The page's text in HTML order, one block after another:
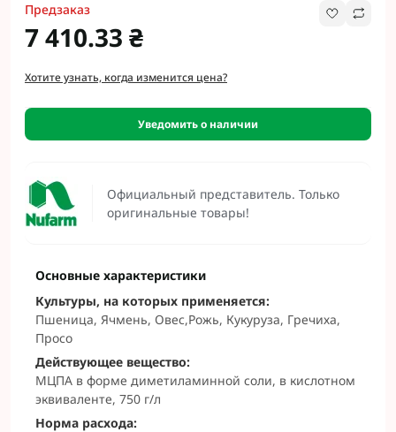
Официальный представитель. Только
оригинальные товары!
Предзаказ
7 410.33 ₴
Хотите узнать, когда изменится цена?
Уведомить о наличии
Основные характеристики
Культуры, на которых применяется:
Пшеница, Ячмень, Овес,Рожь, Кукуруза, Гречиха,
Просо
Действующее вещество:
МЦПА в форме диметиламинной соли, в кислотном
эквиваленте, 750 г/л
Норма расхода: